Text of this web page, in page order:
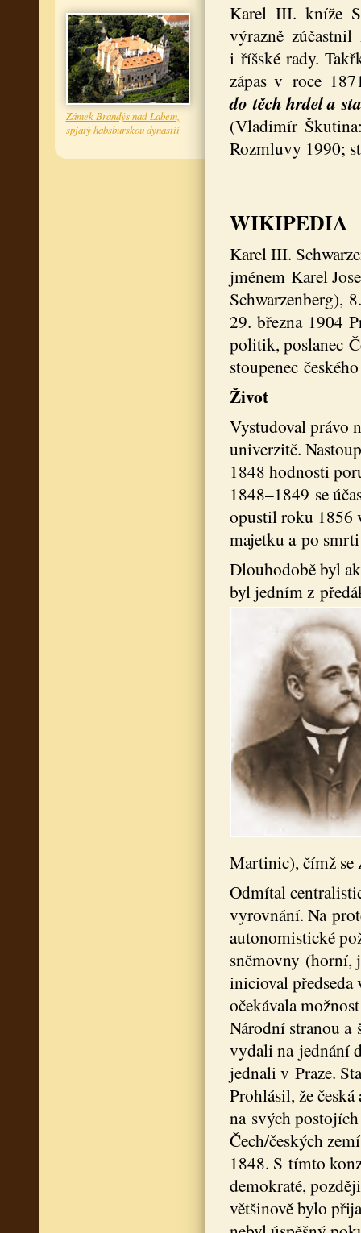
Zámek Brandýs nad Labem,
spjatý habsburskou dynastií
Karel III. kníže
výrazně
i říšské rady.
zápas v roce
do těch hrdel a
(Vladimír
Rozmluvy 1990;
WIKIPEDIA
Karel III.
jménem Karel
Schwarzenberg),
29. března 1904
politik, poslanec
stoupenec
Život
Vystudoval právo
univerzitě.
1848 hodnosti
1848–1849 se
opustil roku 1856
majetku a po
Dlouhodobě byl
byl jedním z
Martinic), čímž se
Odmítal
vyrovnání. Na
autonomistické
sněmovny (horní,
inicioval
očekávala
Národní stranou a
vydali na jednání
jednali v Praze.
Prohlásil, že
na svých
Čech/českých
1848. S tímto
demokraté,
většinově bylo